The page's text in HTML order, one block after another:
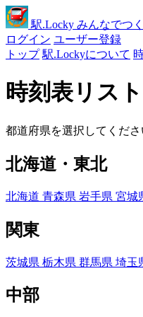
駅.Locky みんなでつ
ログイン ユーザー登録
トップ 駅.Lockyについて
時刻表リスト
都道府県を選択してくださ
北海道・東北
北海道 青森県 岩手県 宮城
関東
茨城県 栃木県 群馬県 埼玉
中部